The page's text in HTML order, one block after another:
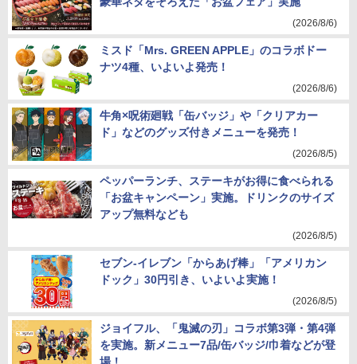
(2026/8/6)
ミスド「Mrs. GREEN APPLE」のコラボドー
ナツ4種、いよいよ発売！
(2026/8/6)
牛角×呪術廻戦「缶バッジ」や「クリアカー
ド」などのグッズ付きメニューを発売！
(2026/8/5)
ペッパーランチ、ステーキがお得に食べられる
「お盆キャンペーン」実施。ドリンクのサイズ
アップ無料なども
(2026/8/5)
セブン-イレブン「からあげ棒」「アメリカン
ドック」30円引き、いよいよ実施！
(2026/8/5)
ジョイフル、「鬼滅の刃」コラボ第3弾・第4弾
を実施。新メニュー7品/缶バッジ/巾着などが登